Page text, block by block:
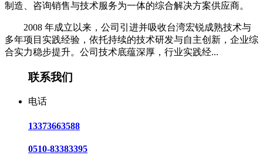
制造、咨询销售与技术服务为一体的综合解决方案供应商。
2008 年成立以来，公司引进并吸收台湾宏锐成熟技术与
多年项目实践经验，依托持续的技术研发与自主创新，企业综
合实力稳步提升。公司技术底蕴深厚，行业实践经...
联系我们
电话
13373663588
0510-83383395